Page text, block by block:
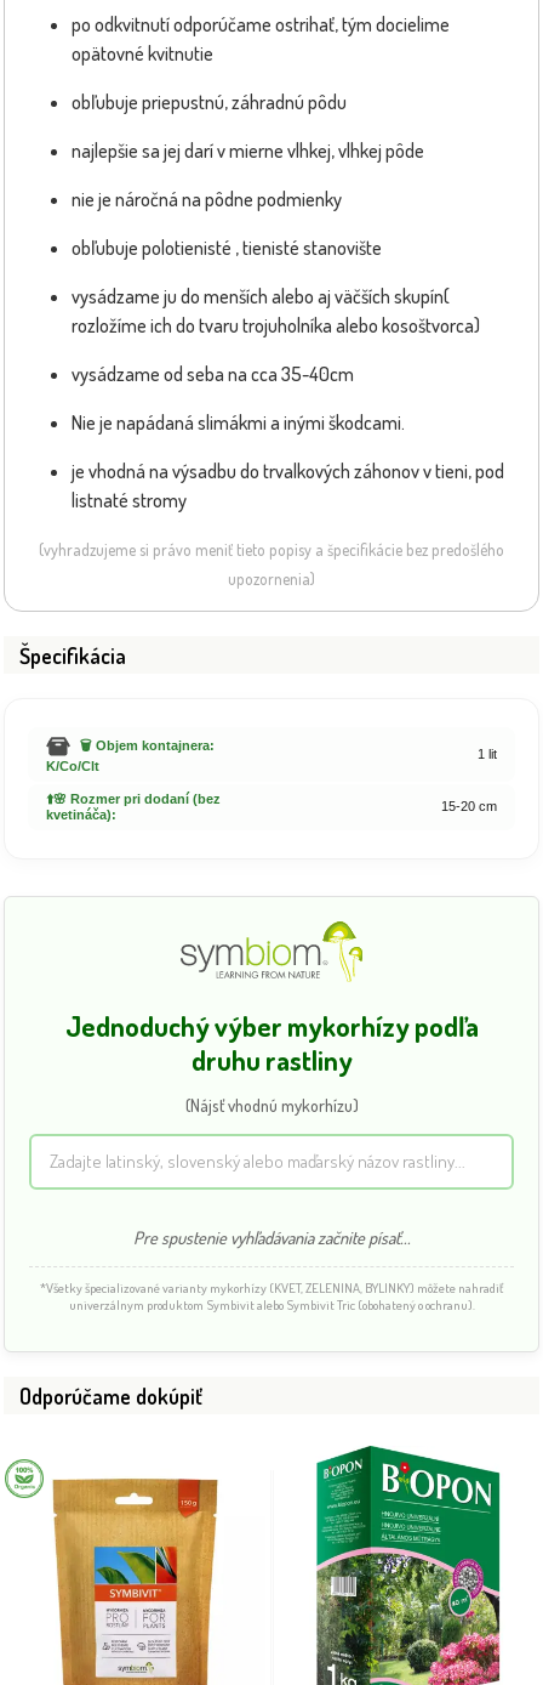
po odkvitnutí odporúčame ostrihať, tým docielime
opätovné kvitnutie
obľubuje priepustnú, záhradnú pôdu
najlepšie sa jej darí v mierne vlhkej, vlhkej pôde
nie je náročná na pôdne podmienky
obľubuje polotienisté , tienisté stanovište
vysádzame ju do menších alebo aj väčších skupín(
rozložíme ich do tvaru trojuholníka alebo kosoštvorca)
vysádzame od seba na cca 35-40cm
Nie je napádaná slimákmi a inými škodcami.
je vhodná na výsadbu do trvalkových záhonov v tieni, pod
listnaté stromy
(vyhradzujeme si právo meniť tieto popisy a špecifikácie bez predošlého
upozornenia)
Špecifikácia
🗑️ Objem kontajnera:
K/Co/Clt
1 lit
⬆️🌸 Rozmer pri dodaní (bez
kvetináča):
15-20 cm
Jednoduchý výber mykorhízy podľa
druhu rastliny
(Nájsť vhodnú mykorhízu)
Pre spustenie vyhľadávania začnite písať...
*Všetky špecializované varianty mykorhízy (KVET, ZELENINA, BYLINKY) môžete nahradiť
univerzálnym produktom Symbivit alebo Symbivit Tric (obohatený o ochranu).
Odporúčame dokúpiť